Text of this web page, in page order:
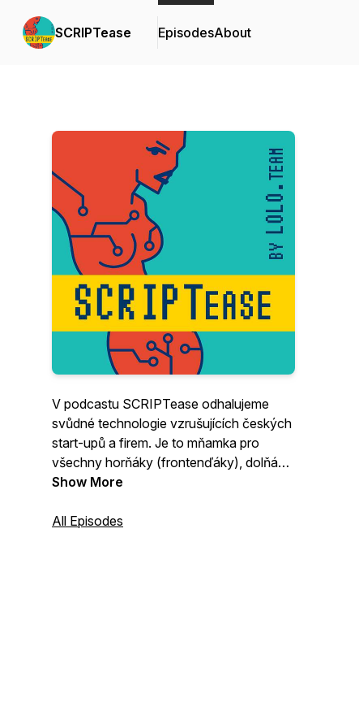
SCRIPTease EpisodesAbout
V podcastu SCRIPTease odhalujeme
svůdné technologie vzrušujících českých
start-upů a firem. Je to mňamka pro
všechny horňáky (frontenďáky), dolňáky
(backenďáky), CTO a technologické
globální produkty a jakou mají architekturu
Show More
All Episodes